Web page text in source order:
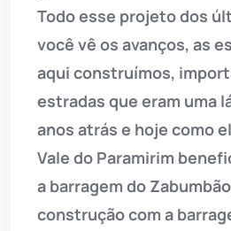
Todo esse projeto dos
você vê os avanços, as
aqui construímos,
estradas que eram uma
anos atrás e hoje como
Vale do Paramirim
a barragem do
construção com a